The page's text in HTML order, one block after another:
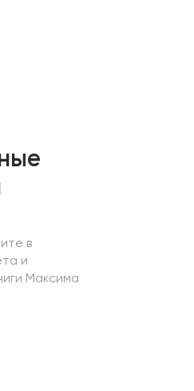
в
и
Максима